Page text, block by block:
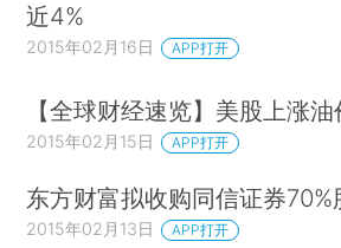
近4%
2015年02月16日 APP打开
【全球财经速览】美股上涨
2015年02月15日 APP打开
东方财富拟收购同信证券70%
2015年02月13日 APP打开